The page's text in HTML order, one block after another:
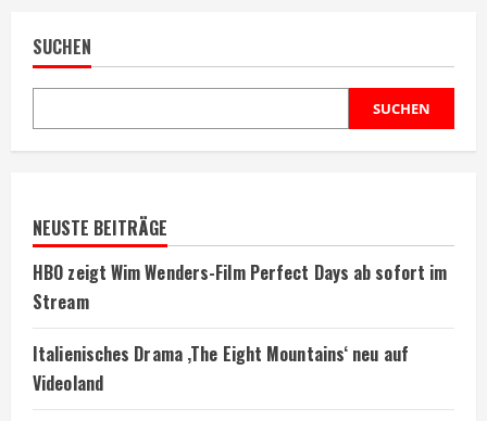
Sweeney
in
SUCHEN
SUCHEN
NEUSTE BEITRÄGE
HBO zeigt Wim Wenders-Film Perfect Days ab sofort im
Stream
Italienisches Drama ‚The Eight Mountains‘ neu auf
Videoland